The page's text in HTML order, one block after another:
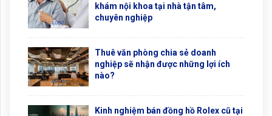
khám nội khoa tại nhà tận tâm,
chuyên nghiệp
Thuê văn phòng chia sẻ doanh
nghiệp sẽ nhận được những lợi ích
nào?
Kinh nghiệm bán đồng hồ Rolex cũ tại